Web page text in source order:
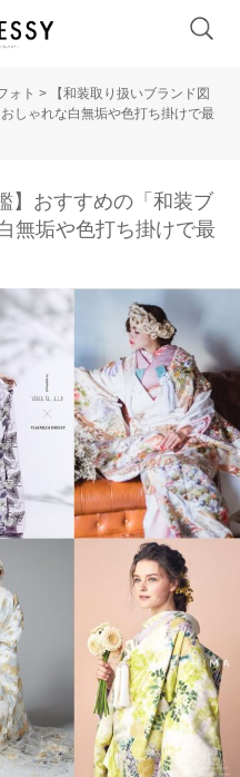
ォト >
【和装取り扱いブランド図
しゃれな白無垢や色打ち掛けで最
】おすすめの「和装ブ
無垢や色打ち掛けで最